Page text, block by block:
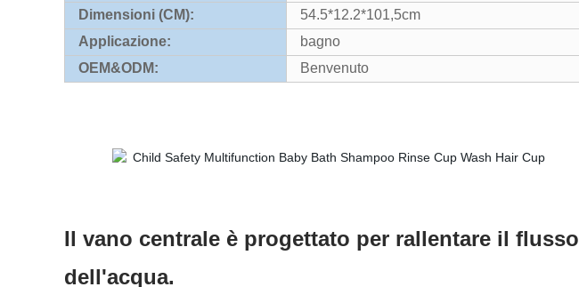
Dimensioni (CM):
54.5*12.2*101,5cm
Applicazione:
bagno
OEM&ODM:
Benvenuto
Il vano centrale è progettato per rallentare il flusso
dell'acqua.